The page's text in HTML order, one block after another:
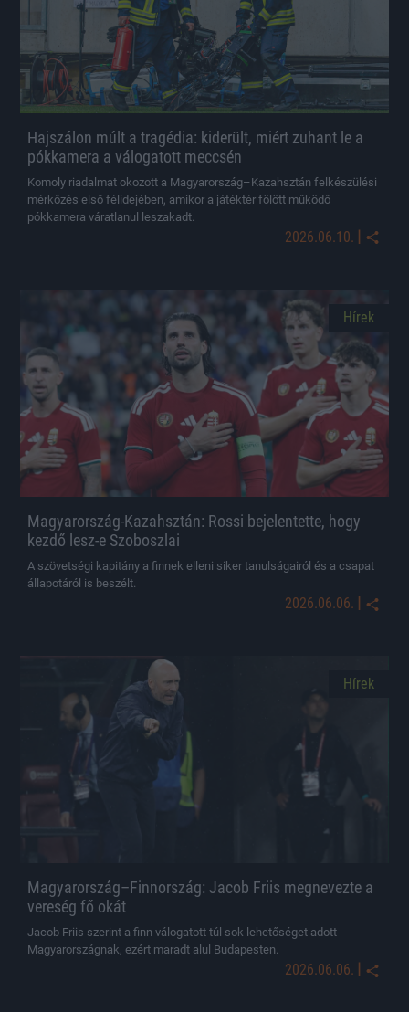
Hajszálon múlt a tragédia: kiderült, miért zuhant le a
pókkamera a válogatott meccsén
Komoly riadalmat okozott a Magyarország–Kazahsztán felkészülési
mérkőzés első félidejében, amikor a játéktér fölött működő
pókkamera váratlanul leszakadt.
2026.06.10. |
Hírek
Magyarország-Kazahsztán: Rossi bejelentette, hogy
kezdő lesz-e Szoboszlai
A szövetségi kapitány a finnek elleni siker tanulságairól és a csapat
állapotáról is beszélt.
2026.06.06. |
Hírek
Magyarország–Finnország: Jacob Friis megnevezte a
vereség fő okát
Jacob Friis szerint a finn válogatott túl sok lehetőséget adott
Magyarországnak, ezért maradt alul Budapesten.
2026.06.06. |